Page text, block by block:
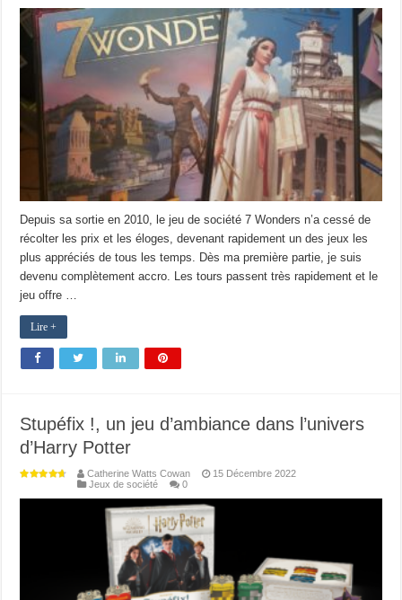
Depuis sa sortie en 2010, le jeu de société 7 Wonders n’a cessé de
récolter les prix et les éloges, devenant rapidement un des jeux les
plus appréciés de tous les temps. Dès ma première partie, je suis
devenu complètement accro. Les tours passent très rapidement et le
jeu offre …
Lire +
Stupéfix !, un jeu d’ambiance dans l’univers
d’Harry Potter
Catherine Watts Cowan
15 Décembre 2022
Jeux de société
0